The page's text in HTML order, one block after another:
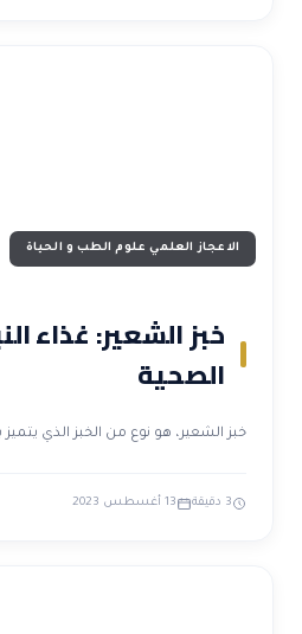
الاعجاز العلمي علوم الطب و الحياة
خبز الشعير: غذاء
الصحية
خبز الشعير، هو نوع من الخبز الذي
3 دقيقة 13 أغسطس 2023